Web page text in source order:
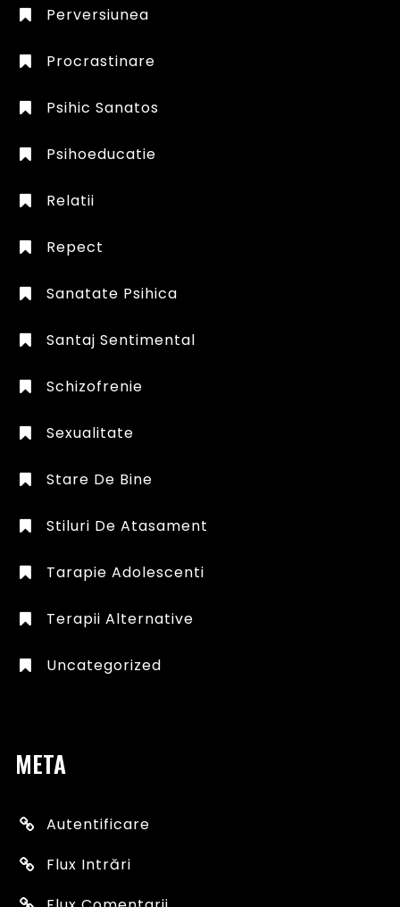
Perversiunea
Procrastinare
Psihic Sanatos
Psihoeducatie
Relatii
Repect
Sanatate Psihica
Santaj Sentimental
Schizofrenie
Sexualitate
Stare De Bine
Stiluri De Atasament
Tarapie Adolescenti
Terapii Alternative
Uncategorized
META
Autentificare
Flux Intrări